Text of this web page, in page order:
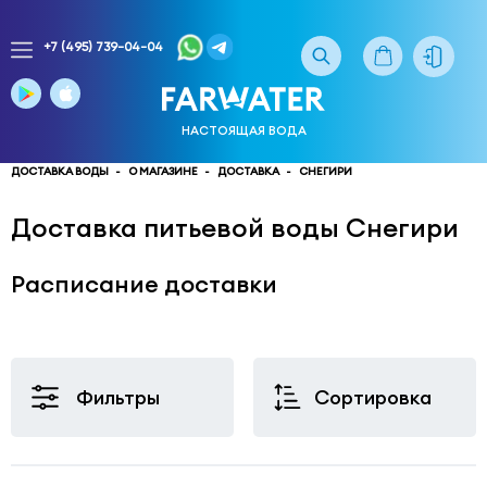
доставки
воды
многоканальный
областьМытищинский
Мытищи,
МКР
+7 (495) 739-04-04
НАСТОЯЩАЯ ВОДА
ДОСТАВКА ВОДЫ О МАГАЗИНЕ ДОСТАВКА СНЕГИРИ
Доставка питьевой воды Снегири
Расписание доставки
Фильтры Сортировка